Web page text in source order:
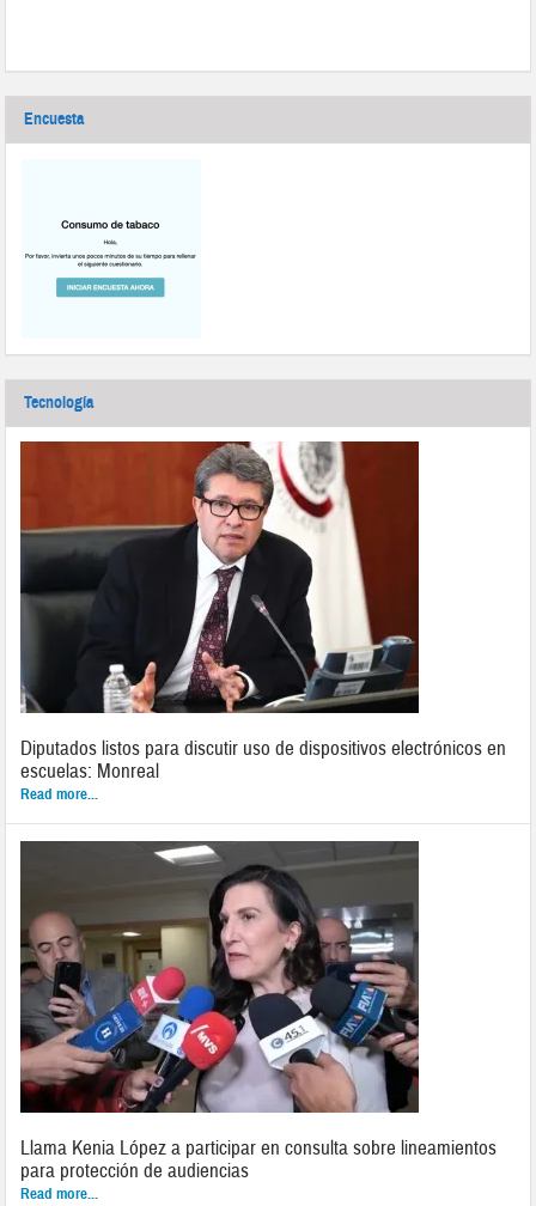
Encuesta
Tecnología
Diputados listos para discutir uso de dispositivos electrónicos en
escuelas: Monreal
Read more...
Llama Kenia López a participar en consulta sobre lineamientos
para protección de audiencias
Read more...